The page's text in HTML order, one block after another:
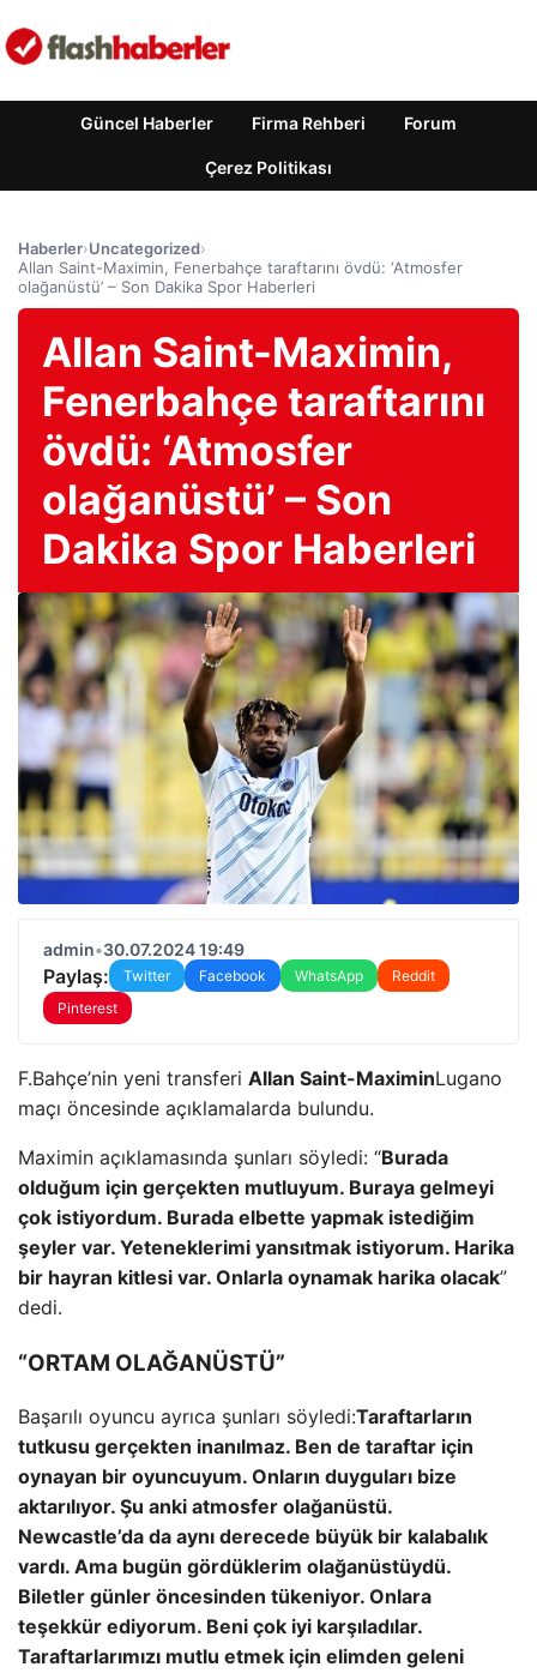
Güncel Haberler Firma Rehberi Forum
Çerez Politikası
Haberler›Uncategorized›
Allan Saint-Maximin, Fenerbahçe taraftarını övdü: ‘Atmosfer
olağanüstü’ – Son Dakika Spor Haberleri
Allan Saint-Maximin,
Fenerbahçe taraftarını
övdü: ‘Atmosfer
olağanüstü’ – Son
Dakika Spor Haberleri
admin•30.07.2024 19:49
Paylaş: Twitter Facebook WhatsApp
Reddit
Pinterest
F.Bahçe’nin yeni transferi Allan Saint-MaximinLugano
maçı öncesinde açıklamalarda bulundu.
Maximin açıklamasında şunları söyledi: “Burada
olduğum için gerçekten mutluyum. Buraya gelmeyi
çok istiyordum. Burada elbette yapmak istediğim
şeyler var. Yeteneklerimi yansıtmak istiyorum. Harika
bir hayran kitlesi var. Onlarla oynamak harika olacak”
dedi.
“ORTAM OLAĞANÜSTÜ”
Başarılı oyuncu ayrıca şunları söyledi:Taraftarların
tutkusu gerçekten inanılmaz. Ben de taraftar için
oynayan bir oyuncuyum. Onların duyguları bize
aktarılıyor. Şu anki atmosfer olağanüstü.
Newcastle’da da aynı derecede büyük bir kalabalık
vardı. Ama bugün gördüklerim olağanüstüydü.
Biletler günler öncesinden tükeniyor. Onlara
teşekkür ediyorum. Beni çok iyi karşıladılar.
Taraftarlarımızı mutlu etmek için elimden geleni